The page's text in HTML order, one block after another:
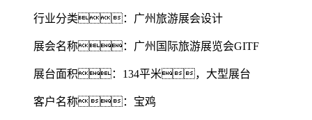
行业分类：广州旅游展会设计
展会名称：广州国际旅游展览会GITF
展台面积：134平米，大型展台
客户名称：宝鸡